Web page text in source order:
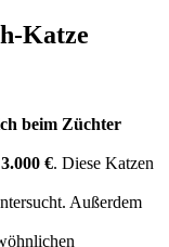
Katze
beim Züchter
€. Diese Katzen
Außerdem